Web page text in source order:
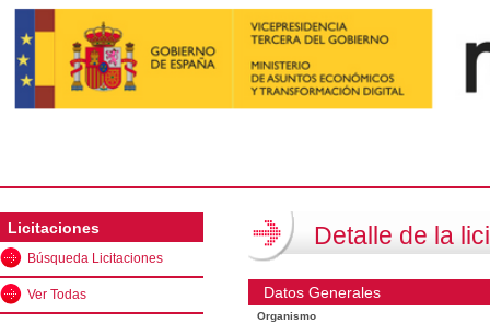
Licitaciones
Búsqueda Licitaciones
Ver Todas
Detalle de la
Datos Generales
Organismo